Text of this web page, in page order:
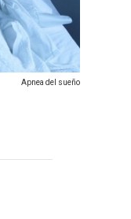
Apnea del sueño